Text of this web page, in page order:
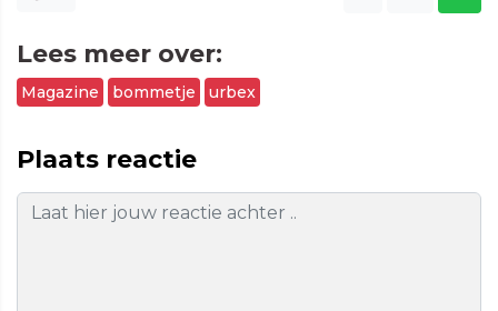
Lees meer over:
Magazine bommetje urbex
Plaats reactie